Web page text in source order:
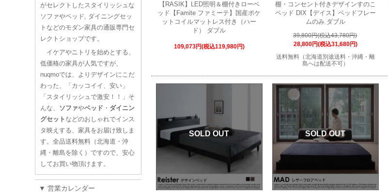
がセレクトしたスタイリッシュな
ソファやベッド, ダイニングセッ
トなどのモダン家具の通販専門セ
レクトショップです。
イケアやニトリを始めとする、
低価格の家具が人気ですが、
nuqmoでは、よりデザインにこだ
わった、「カッコイイ、安い」
「スタイリッシュで激安！！」そ
んな、 ソファやベッド ・ ダイニン
グセット などのおしゃれでインス
タ映えする、家具をお届け致しま
す。全品送料無料（北海道・沖
縄・離島を除く）ですので、安心
してお買い物頂けます。
▼ 営業カレンダー
【RASIK】LED照明＆棚付きローベ
ッド【Famite ファミーテ】国産ポケ
ットコイルマットレス付き（ハー
ド） ダブル
109,073円(税込119,980円)
棚・コンセント付きデザインすのこ
ベッド DIX【デイス】ベッドフレー
ムのみ ダブル
39,800円(税込43,780円)
28,800円(税込31,680円)
送料無料（北海道別途送料・沖縄・離
島へは配送不可）
SOLD OUT SOLD OUT